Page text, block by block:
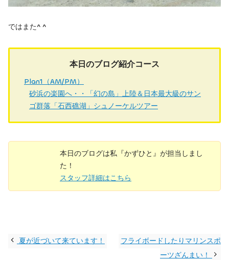
ではまた^ ^
本日のブログ紹介コース
Plan1（AM/PM）
砂浜の楽園へ・・「幻の島」上陸＆日本最大級のサン
ゴ群落「石西礁湖」シュノーケルツアー
本日のブログは私『かずひと』が担当しまし
た！
スタッフ詳細はこちら
夏が近づいて来ています！
フライボードしたりマリンスポ
ーツざんまい！